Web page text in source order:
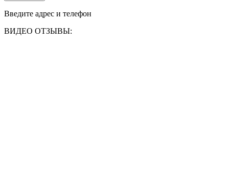
Введите адрес и телефон
ВИДЕО ОТЗЫВЫ: